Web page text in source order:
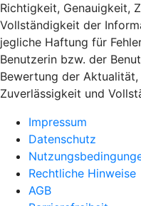
Richtigkeit, Genauigkeit,
Vollständigkeit der
jegliche Haftung für
Benutzerin bzw. der
Bewertung der
Zuverlässigkeit und
Impressum
Datenschutz
Rechtliche Hinweise
AGB